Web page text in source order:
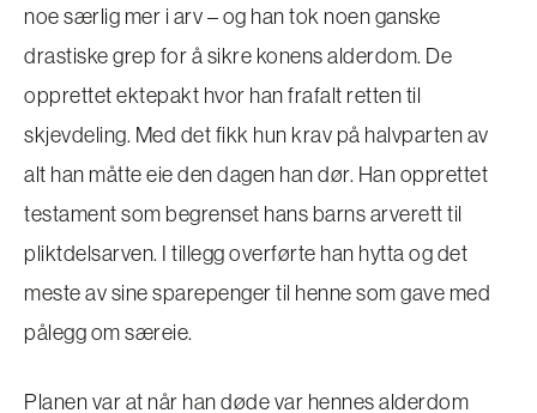
noe særlig mer i arv – og han tok noen ganske
drastiske grep for å sikre konens alderdom. De
opprettet ektepakt hvor han frafalt retten til
skjevdeling. Med det fikk hun krav på halvparten av
alt han måtte eie den dagen han dør. Han opprettet
testament som begrenset hans barns arverett til
pliktdelsarven. I tillegg overførte han hytta og det
meste av sine sparepenger til henne som gave med
pålegg om særeie.
Planen var at når han døde var hennes alderdom